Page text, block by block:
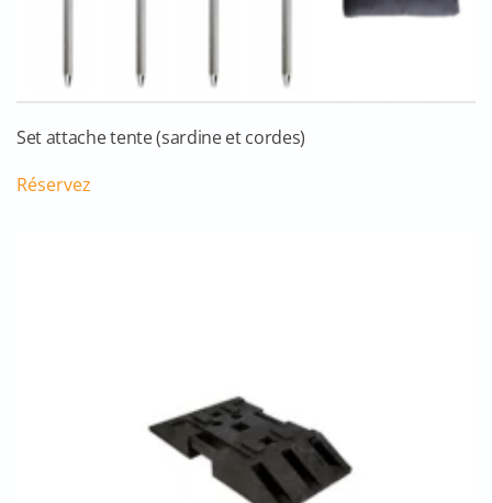
Set attache tente (sardine et cordes)
Réservez